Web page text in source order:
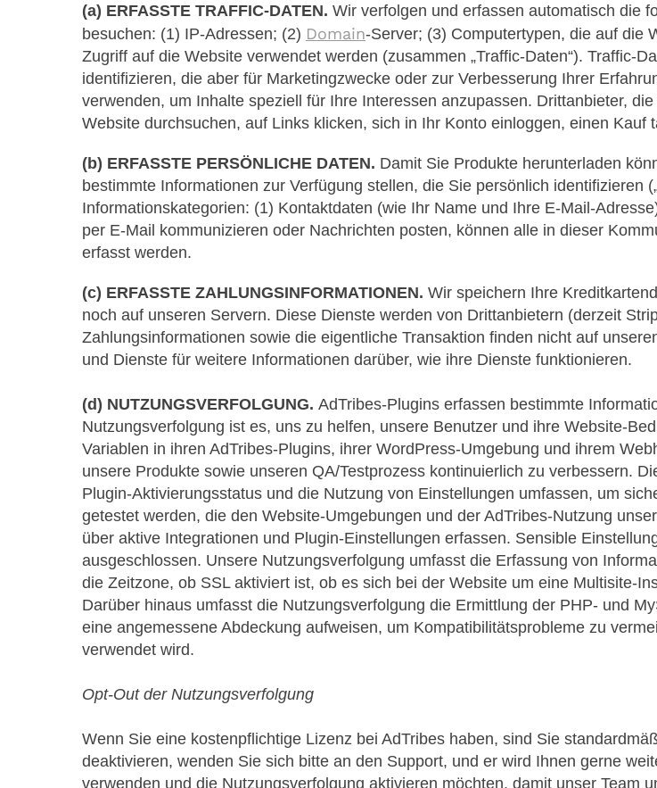
(a) ERFASSTE TRAFFIC-DATEN. Wir verfolgen und erfassen automatisch die
besuchen: (1) IP-Adressen; (2) Domain-Server; (3) Computertypen, die auf die
Zugriff auf die Website verwendet werden (zusammen „Traffic-Daten“). Traffic-
identifizieren, die aber für Marketingzwecke oder zur Verbesserung Ihrer
verwenden, um Inhalte speziell für Ihre Interessen anzupassen. Drittanbieter,
Website durchsuchen, auf Links klicken, sich in Ihr Konto einloggen, einen
(b) ERFASSTE PERSÖNLICHE DATEN. Damit Sie Produkte herunterladen
bestimmte Informationen zur Verfügung stellen, die Sie persönlich identifizieren
Informationskategorien: (1) Kontaktdaten (wie Ihr Name und Ihre E-Mail-
per E-Mail kommunizieren oder Nachrichten posten, können alle in dieser
erfasst werden.
(c) ERFASSTE ZAHLUNGSINFORMATIONEN. Wir speichern Ihre
noch auf unseren Servern. Diese Dienste werden von Drittanbietern (derzeit
Zahlungsinformationen sowie die eigentliche Transaktion finden nicht auf
und Dienste für weitere Informationen darüber, wie ihre Dienste funktionieren.
(d) NUTZUNGSVERFOLGUNG. AdTribes-Plugins erfassen bestimmte
Nutzungsverfolgung ist es, uns zu helfen, unsere Benutzer und ihre Website-
Variablen in ihren AdTribes-Plugins, ihrer WordPress-Umgebung und ihrem
unsere Produkte sowie unseren QA/Testprozess kontinuierlich zu verbessern.
Plugin-Aktivierungsstatus und die Nutzung von Einstellungen umfassen, um
getestet werden, die den Website-Umgebungen und der AdTribes-Nutzung
über aktive Integrationen und Plugin-Einstellungen erfassen. Sensible
ausgeschlossen. Unsere Nutzungsverfolgung umfasst die Erfassung von
die Zeitzone, ob SSL aktiviert ist, ob es sich bei der Website um eine Multisite-
Darüber hinaus umfasst die Nutzungsverfolgung die Ermittlung der PHP- und
eine angemessene Abdeckung aufweisen, um Kompatibilitätsprobleme zu
verwendet wird.
Opt-Out der Nutzungsverfolgung
Wenn Sie eine kostenpflichtige Lizenz bei AdTribes haben, sind Sie
deaktivieren, wenden Sie sich bitte an den Support, und er wird Ihnen gerne
verwenden und die Nutzungsverfolgung aktivieren möchten, damit unser Team